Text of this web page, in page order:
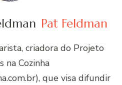
Pat Feldman
criadora do Projeto
na Cozinha
que visa difundir